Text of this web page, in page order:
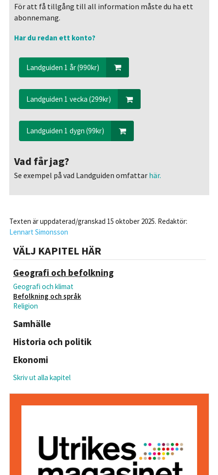
För att få tillgång till all information måste du ha ett
abonnemang.
Har du redan ett konto?
Landguiden 1 år (990kr)
Landguiden 1 vecka (299kr)
Landguiden 1 dygn (99kr)
Vad får jag?
Se exempel på vad Landguiden omfattarhär.
Texten är uppdaterad/granskad 15 oktober 2025. Redaktör:
Lennart Simonsson
VÄLJ KAPITEL HÄR
Geografi och befolkning
Geografi och klimat
Befolkning och språk
Religion
Samhälle
Historia och politik
Ekonomi
Skriv ut alla kapitel